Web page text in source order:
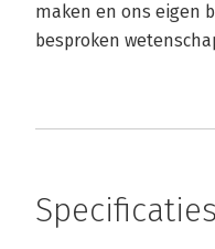
maken en ons eigen
besproken
Specificaties